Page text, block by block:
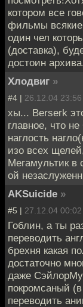
котором все
фильмы всякие
один чел
(доставка),
достоин
Хлодвиг »
#4 | 26.12.04 23:56
хы... Berserk
главное, что
наглость
изо всех
Мегамультик в
ой
AKSuicide »
#5 | 27.12.04 00:02
Гоблин, а ты
переводить
брехня какая
достаточно
даже
покромсаный
переводить